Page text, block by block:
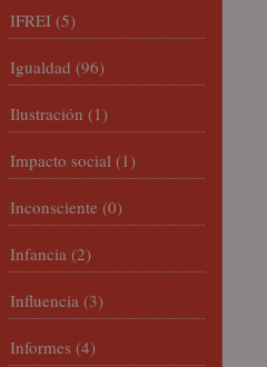
IFREI (5)
Igualdad (96)
Ilustración (1)
Impacto social (1)
Inconsciente (0)
Infancia (2)
Influencia (3)
Informes (4)